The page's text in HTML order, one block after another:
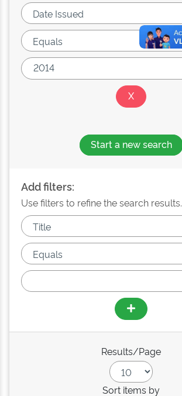
Start a new search
Add filters:
Use filters to refine the search results.
Results/Page
Sort items by